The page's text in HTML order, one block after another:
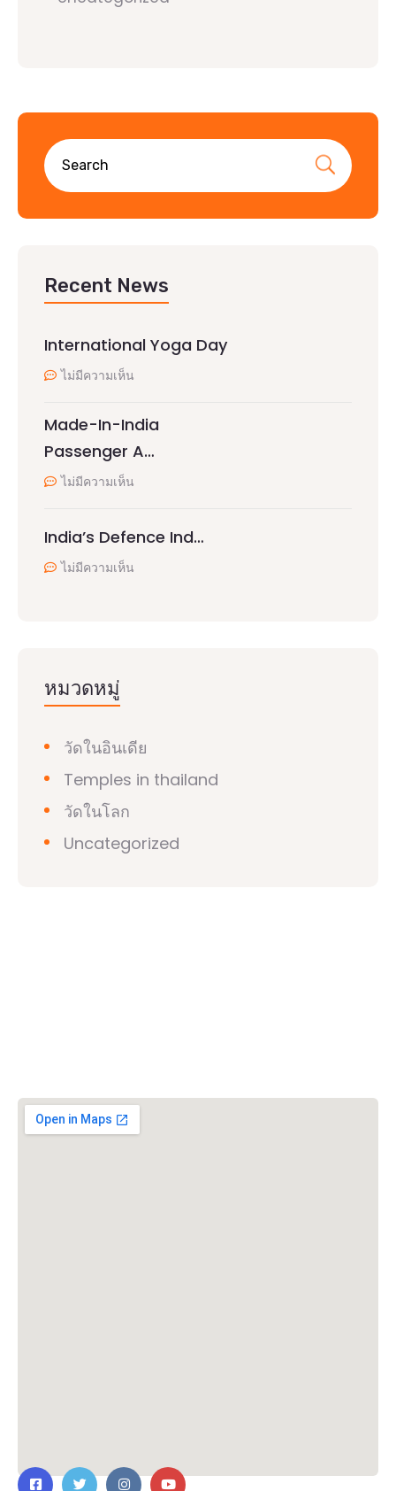
Recent News
International Yoga Day
ไม่มีความเห็น
Made-In-India
Passenger A…
ไม่มีความเห็น
India’s Defence Ind…
ไม่มีความเห็น
หมวดหมู่
วัดในอินเดีย
Temples in thailand
วัดในโลก
Uncategorized